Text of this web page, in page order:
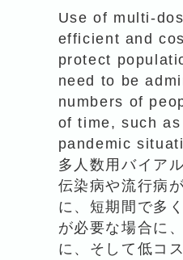
Use of multi-
efficient and
protect
need to be
numbers of
of time, such
pandemic
多人数用バイア
伝染病や流行病
に、短期間で多
が必要な場合に
に、そして低コ